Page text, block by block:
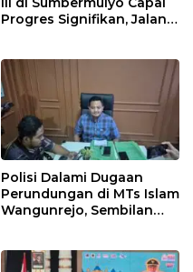
Progres Signifikan, Jalan
Polisi Dalami Dugaan
Perundungan di MTs Islam
Wangunrejo, Sembilan